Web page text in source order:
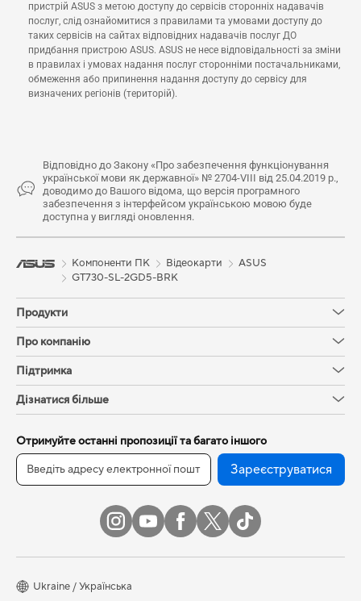
пристрій ASUS з метою доступу до сервісів сторонніх надавачів
послуг, слід ознайомитися з правилами та умовами доступу до
таких сервісів на сайтах відповідних надавачів послуг ДО
придбання пристрою ASUS. ASUS не несе відповідальності за зміни
в правилах і умовах надання послуг сторонніми постачальниками,
обмеження або припинення надання доступу до сервісу для
визначених регіонів (територій).
Відповідно до Закону «Про забезпечення функціонування
української мови як державної» № 2704-VIII від 25.04.2019 р.,
доводимо до Вашого відома, що версія програмного
забезпечення з інтерфейсом українською мовою буде
доступна у вигляді оновлення.
Компоненти ПК Відеокарти
ASUS
GT730-SL-2GD5-BRK
Продукти
Про компанію
Підтримка
Дізнатися більше
Отримуйте останні пропозиції та багато іншого
Зареєструватися
Ukraine / Українська